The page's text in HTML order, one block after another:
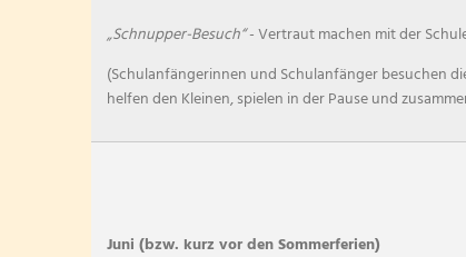
„Schnupper-Besuch“- Vertraut machen mit der
(Schulanfängerinnen und Schulanfänger besuchen
helfen den Kleinen, spielen in der Pause und
Juni (bzw. kurz vor den Sommerferien)